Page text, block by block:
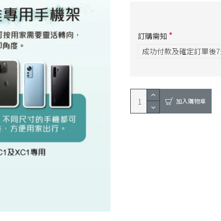
訂購需知
成功付款及確定訂單後
加入購物車